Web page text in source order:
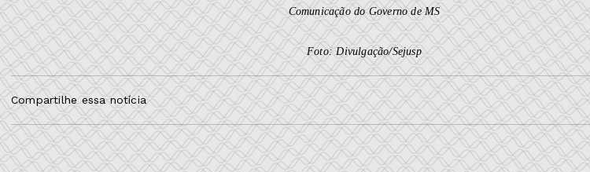
Comunicação do Governo de MS
Foto: Divulgação/Sejusp
Compartilhe essa notícia